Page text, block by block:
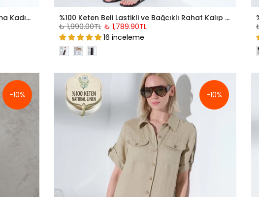
%100 Keten Bağcıklı Rahat Kalıp Dokuma Kadın Pantolon @Varuna
%100 Keten Beli Lastikli ve Bağcıklı Rahat Kalıp Dokuma Kadın Maksi Etek @Burgaz
₺ 1,990.00TL ₺ 1,789.90TL
16 inceleme
-10% -10%